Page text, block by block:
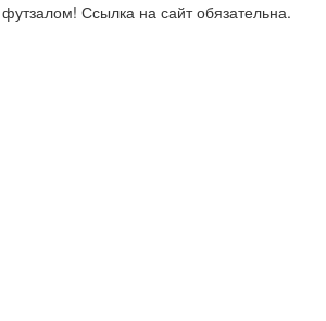
Ссылка на сайт обязательна.